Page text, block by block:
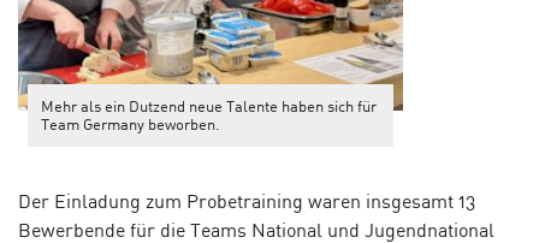
Mehr als ein Dutzend neue Talente haben sich für
Team Germany beworben.
Der Einladung zum Probetraining waren insgesamt 13
Bewerbende für die Teams National und Jugendnational